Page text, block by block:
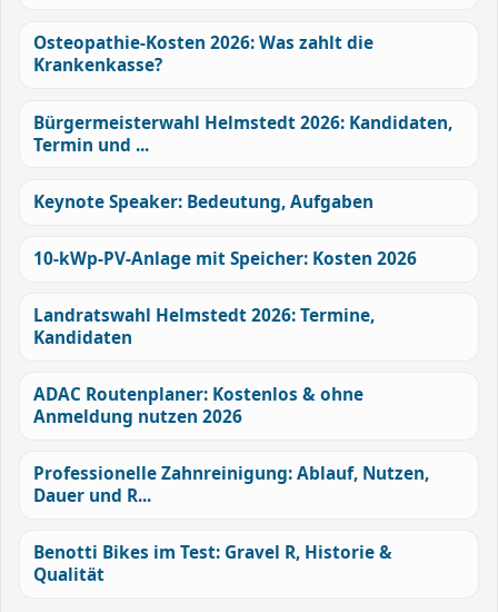
Osteopathie-Kosten 2026: Was zahlt die
Krankenkasse?
Bürgermeisterwahl Helmstedt 2026: Kandidaten,
Termin und ...
Keynote Speaker: Bedeutung, Aufgaben
10-kWp-PV-Anlage mit Speicher: Kosten 2026
Landratswahl Helmstedt 2026: Termine,
Kandidaten
ADAC Routenplaner: Kostenlos & ohne
Anmeldung nutzen 2026
Professionelle Zahnreinigung: Ablauf, Nutzen,
Dauer und R...
Benotti Bikes im Test: Gravel R, Historie &
Qualität